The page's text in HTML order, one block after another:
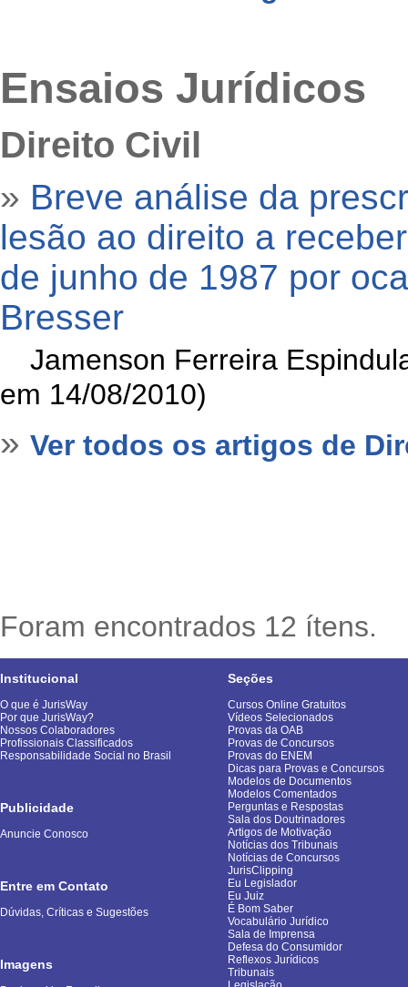
Ensaios Jurídicos
Direito Civil
» Breve análise da
lesão ao direito a
de junho de 1987 por
Bresser
Jamenson Ferreira
em 14/08/2010)
» Ver todos os artigos de
Foram encontrados 12 ítens.
Institucional
O que é JurisWay
Por que JurisWay?
Nossos Colaboradores
Profissionais Classificados
Responsabilidade Social no Brasil
Publicidade
Anuncie Conosco
Entre em Contato
Dúvidas, Críticas e Sugestões
Imagens
Seções
Cursos Online Gratuitos
Vídeos Selecionados
Provas da OAB
Provas de Concursos
Provas do ENEM
Dicas para Provas e Concursos
Modelos de Documentos
Modelos Comentados
Perguntas e Respostas
Sala dos Doutrinadores
Artigos de Motivação
Notícias dos Tribunais
Notícias de Concursos
JurisClipping
Eu Legislador
Eu Juiz
É Bom Saber
Vocabulário Jurídico
Sala de Imprensa
Defesa do Consumidor
Reflexos Jurídicos
Tribunais